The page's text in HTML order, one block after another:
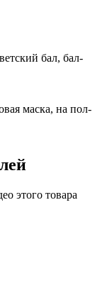
бал, бал-
маска, на пол-
этого товара